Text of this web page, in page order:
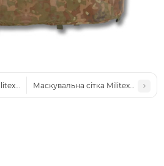
Хвойний ліс 3х5м (площа 15 кв.м.)
Маскувальна сітка Militex